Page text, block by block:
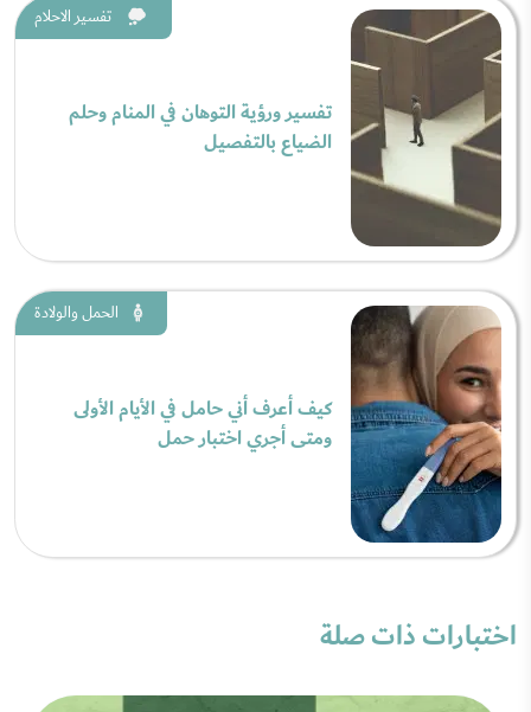
تفسير الاحلام
تفسير ورؤية التوهان في المنام وحلم
الضياع بالتفصيل
الحمل والولادة
كيف أعرف أني حامل في الأيام الأولى
ومتى أجري اختبار حمل
اختبارات ذات صلة